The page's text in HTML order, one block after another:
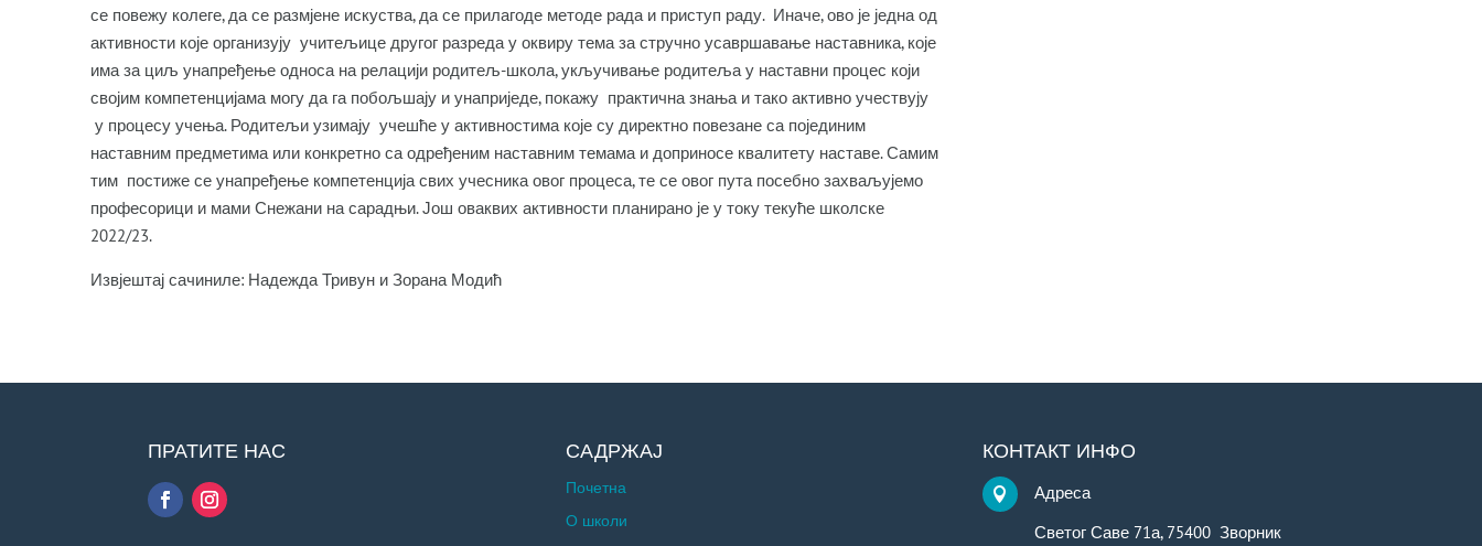
се повежу колеге, да се размјене искуства, да се прилагоде методе рада и приступ раду. Иначе, ово је једна од
активности које организују учитељице другог разреда у оквиру тема за стручно усавршавање наставника, које
има за циљ унапређење односа на релацији родитељ-школа, укључивање родитеља у наставни процес који
својим компетенцијама могу да га побољшају и унаприједе, покажу практична знања и тако активно учествују
у процесу учења. Родитељи узимају учешће у активностима које су директно повезане са појединим
наставним предметима или конкретно са одређеним наставним темама и доприносе квалитету наставе. Самим
тим постиже се унапређење компетенција свих учесника овог процеса, те се овог пута посебно захваљујемо
професорици и мами Снежани на сарадњи. Још оваквих активности планирано је у току текуће школске
2022/23.
Извјештај сачиниле: Надежда Тривун и Зорана Модић
ПРАТИТЕ НАС САДРЖАЈ
Почетна
О школи
КОНТАКТ ИНФО
 Адреса
Светог Саве 71а, 75400 Зворник